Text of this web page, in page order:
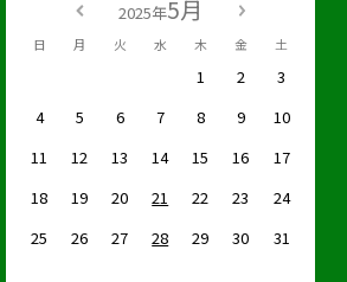
2025年5月
日 月 火 水 木 金 土
1 2
3
4
5 6 7 8 9
10
11
12 13 14 15 16
17
18
19 20 21 22 23
24
25
26 27 28 29 30 31